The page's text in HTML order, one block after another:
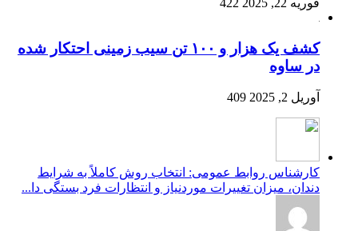
فوریه 22, 2025 422
کشف یک هزار و ۱۰۰ تن سیب زمینی احتکار شده
در ساوه
آوریل 2, 2025 409
کارشناس روابط عمومی: انتخاب روش کاملاً به شرایط
دندان، میزان تغییرات موردنیاز و انتظارات فرد بستگی دا...